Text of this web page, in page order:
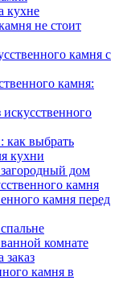
кухне
не стоит
камня с
камня:
как выбрать
кухни
дом
камня
камня перед
комнате
камня в